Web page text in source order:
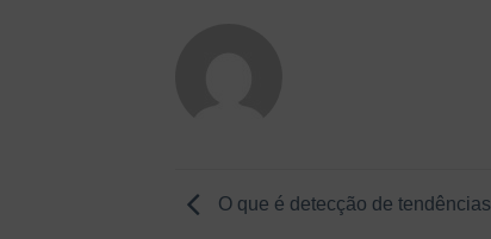
O que é detecção de tendências